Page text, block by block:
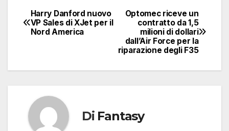
Navigazione
articoli
Optomec riceve un
contratto da 1,5
milioni di dollari
dall’Air Force per la
riparazione degli F35
Harry Danford nuovo
VP Sales di XJet per il
Nord America
Di Fantasy